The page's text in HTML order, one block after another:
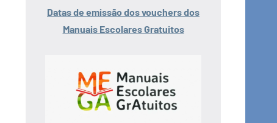
Datas de emissão dos vouchers dos
Manuais Escolares Gratuitos